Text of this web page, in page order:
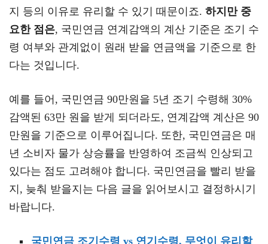
지 등의 이유로 유리할 수 있기 때문이죠. 하지만 중
요한 점은, 국민연금 연계감액의 계산 기준은 조기 수
령 여부와 관계없이 원래 받을 연금액을 기준으로 한
다는 것입니다.
예를 들어, 국민연금 90만원을 5년 조기 수령해 30%
감액된 63만 원을 받게 되더라도, 연계감액 계산은 90
만원을 기준으로 이루어집니다. 또한, 국민연금은 매
년 소비자 물가 상승률을 반영하여 조금씩 인상되고
있다는 점도 고려해야 합니다. 국민연금을 빨리 받을
지, 늦춰 받을지는 다음 글을 읽어보시고 결정하시기
바랍니다.
국민연금 조기수령 vs 연기수령, 무엇이 유리할